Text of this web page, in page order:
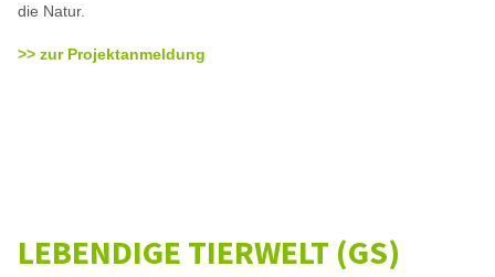
die Natur.
>> zur Projektanmeldung
LEBENDIGE TIERWELT (GS)